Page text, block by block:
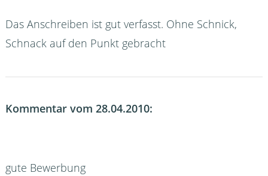
Das Anschreiben ist gut verfasst. Ohne Schnick,
Schnack auf den Punkt gebracht
Kommentar vom 28.04.2010:
gute Bewerbung